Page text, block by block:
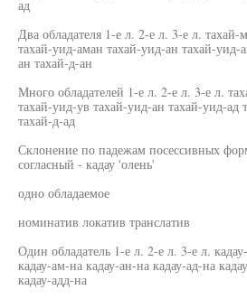
ад
Два обладателя 1-е л. 2-е л. 3-е л. тахай-
тахай-уид-аман тахай-уид-ан тахай-уид-
ан тахай-д-ан
Много обладателей 1-е л. 2-е л. 3-е л.
тахай-уид-ув тахай-уид-ан тахай-уид-ад
тахай-д-ад
Склонение по падежам посессивных
согласный - кадау 'олень'
одно обладаемое
номинатив локатив транслатив
Один обладатель 1-е л. 2-е л. 3-е л.
кадау-ам-на кадау-ан-на кадау-ад-на
кадау-адд-на